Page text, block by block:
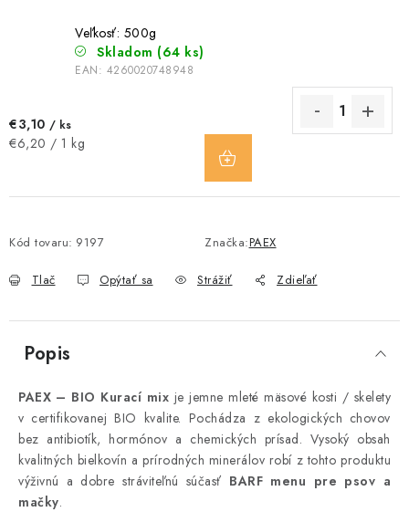
Veľkosť: 500g
Skladom (64 ks)
EAN: 4260020748948
€3,10 / ks
Jednotková
€6,20 / 1 kg
Kód tovaru: 9197 Značka:PAEX
Tlač Opýtať sa Strážiť Zdieľať
Popis
PAEX – BIO Kurací mix je jemne mleté mäsové kosti / skelety
v certifikovanej BIO kvalite. Pochádza z ekologických chovov
bez antibiotík, hormónov a chemických prísad. Vysoký obsah
kvalitných bielkovín a prírodných minerálov robí z tohto produktu
výživnú a dobre stráviteľnú súčasť BARF menu pre psov a
mačky.